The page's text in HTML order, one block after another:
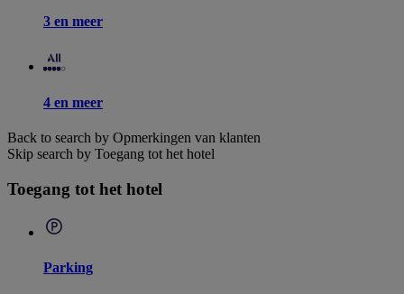
3 en meer
4 en meer
Back to search by Opmerkingen van klanten
Skip search by Toegang tot het hotel
Toegang tot het hotel
Parking